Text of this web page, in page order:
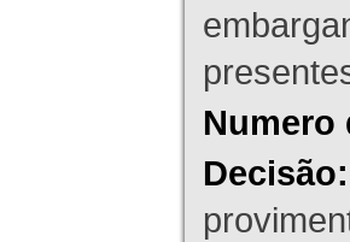
Numero
Decisão: